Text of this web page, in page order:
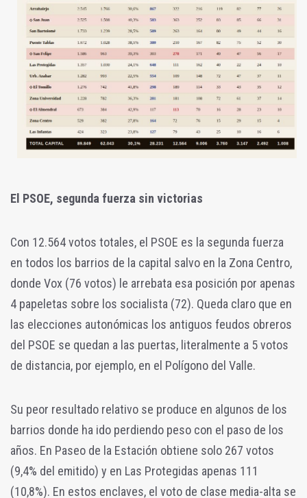
El PSOE, segunda fuerza sin victorias
Con 12.564 votos totales, el PSOE es la segunda fuerza
en todos los barrios de la capital salvo en la Zona Centro,
donde Vox (76 votos) le arrebata esa posición por apenas
4 papeletas sobre los socialista (72). Queda claro que en
las elecciones autonómicas los antiguos feudos obreros
del PSOE se quedan a las puertas, literalmente a 5 votos
de distancia, por ejemplo, en el Polígono del Valle.
Su peor resultado relativo se produce en algunos de los
barrios donde ha ido perdiendo peso con el paso de los
años. En Paseo de la Estación obtiene solo 267 votos
(9,4% del emitido) y en Las Protegidas apenas 111
(10,8%). En estos enclaves, el voto de clase media-alta se